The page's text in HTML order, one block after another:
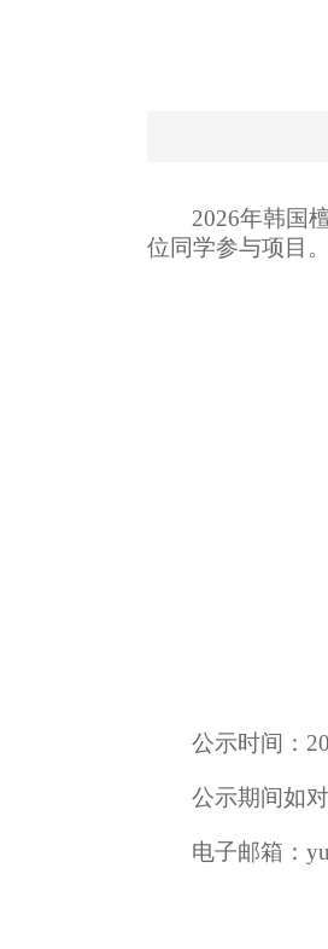
2026年韩国
位同学参与项目
公示时间：
公示期间如
电子邮箱：